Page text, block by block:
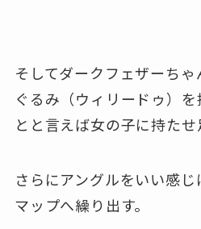
そしてダークフェザーち
ぐるみ（ウィリードゥ）
とと言えば女の子に持たせ
さらにアングルをいい感
マップへ繰り出す。